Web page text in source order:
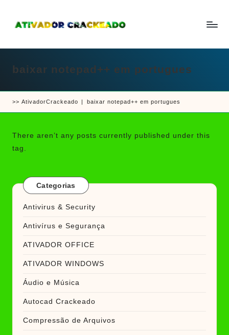
content
ti
a
d
r
e
c
k
e
completo
crackear
software
baixar notepad++ em portugues
>> AtivadorCrackeado | baixar notepad++ em portugues
There aren’t any posts currently published under this
tag.
Categorias
Antivirus & Security
Antivírus e Segurança
ATIVADOR OFFICE
ATIVADOR WINDOWS
Áudio e Música
Autocad Crackeado
Compressão de Arquivos